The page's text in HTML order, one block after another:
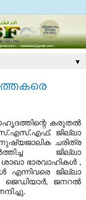
▼
കരുതല്‍
ജില്ലാ
മനുഷ്യജാലിക ചരിത്ര
ജില്ലാ
ഭാരവാഹികള്‍ ,
ജില്ലാ
ജനറല്‍